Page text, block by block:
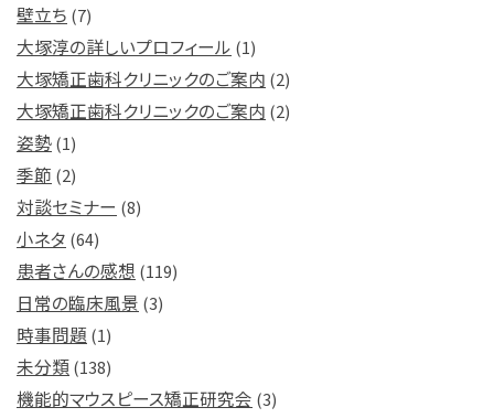
壁立ち (7)
大塚淳の詳しいプロフィール (1)
大塚矯正歯科クリニックのご案内 (2)
大塚矯正歯科クリニックのご案内 (2)
姿勢(1)
季節 (2)
対談セミナー (8)
小ネタ (64)
患者さんの感想 (119)
日常の臨床風景 (3)
時事問題 (1)
未分類(138)
機能的マウスピース矯正研究会 (3)